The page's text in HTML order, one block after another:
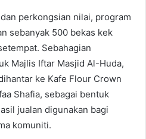
perkongsian nilai, program
sebanyak 500 bekas kek
Sebahagian
Majlis Iftar Masjid Al-Huda,
ke Kafe Flour Crown
Shafia, sebagai bentuk
jualan digunakan bagi
komuniti.